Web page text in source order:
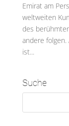
Emirat am
weltweiten
des
andere
ist...
Suche